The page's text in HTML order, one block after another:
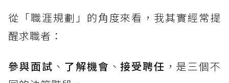
從「職涯規劃」的角度來看，我其實經常提
醒求職者：
參與面試 、 了解機會 、接受聘任 ，是三個不